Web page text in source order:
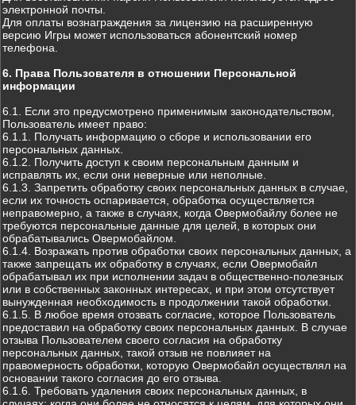
электронной почты.
Для оплаты вознаграждения за лицензию на расширенную
версию Игры может использоваться абонентский номер
телефона.
6. Права Пользователя в отношении Персональной
информации
6.1. Если это предусмотрено применимым законодательством,
Пользователь имеет право:
6.1.1. Получать информацию о сборе и использовании его
персональных данных.
6.1.2. Получить доступ к своим персональным данным и
исправлять их, если они неверные или неполные.
6.1.3. Запретить обработку своих персональных данных в случае,
если их точность оспаривается, обработка осуществляется
неправомерно, а также в случаях, когда Овермобайлу более не
требуются персональные данные для целей, в которых они
обрабатывались Овермобайлом.
6.1.4. Возражать против обработки своих персональных данных, а
также запрещать их обработку в случаях, если Овермобайл
обрабатывал их при исполнении задач в общественно-полезных
или в собственных законных интересах, и при этом отсутствует
вынужденная необходимость в продолжении такой обработки.
6.1.5. В любое время отозвать согласие, которое Пользователь
предоставил на обработку своих персональных данных. В случае
отзыва Пользователем своего согласия на обработку
персональных данных, такой отзыв не повлияет на
правомерность обработки, которую Овермобайл осуществлял на
основании такого согласия до его отзыва.
6.1.6. Требовать удаления своих персональных данных, в